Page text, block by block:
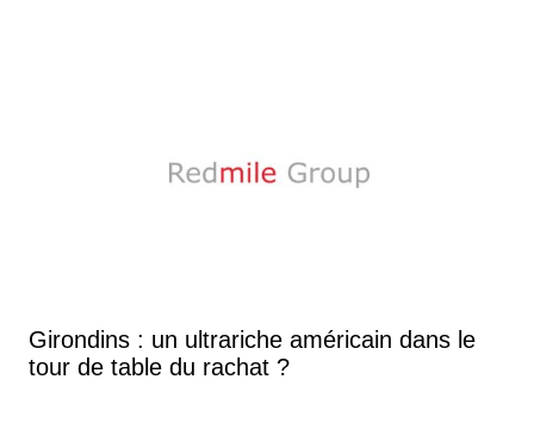
Girondins : un ultrariche américain dans le
tour de table du rachat ?